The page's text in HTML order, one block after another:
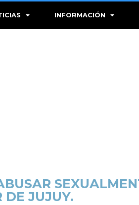
INFORMACIÓN
DE JUJUY.